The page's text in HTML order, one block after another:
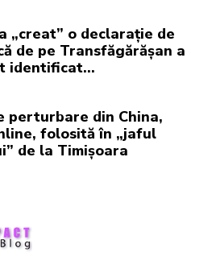
„creat” o declarație de
de pe Transfăgărășan a
identificat…
perturbare din China,
folosită în „jaful
de la Timișoara